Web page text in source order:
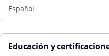
Español
Educación y